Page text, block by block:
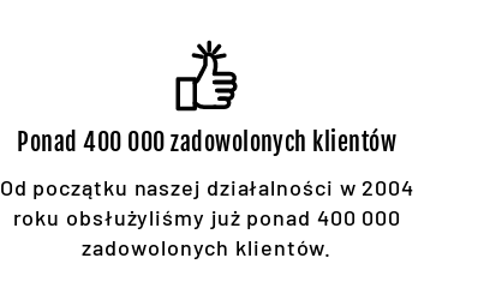
Ponad 400 000 zadowolonych klientów
Od początku naszej działalności w 2004
roku obsłużyliśmy już ponad 400 000
zadowolonych klientów.